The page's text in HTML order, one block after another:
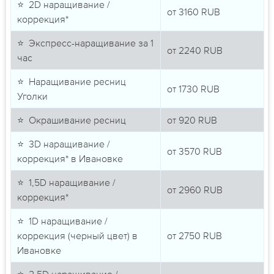
⭐ 2D наращивание /
коррекция*
от 3160 RUB
⭐ Экспресс-наращивание за 1
час
от 2240 RUB
⭐ Наращивание ресниц
Уголки
от 1730 RUB
⭐ Окрашивание ресниц от 920 RUB
⭐ 3D наращивание /
коррекция* в Ивановке
от 3570 RUB
⭐ 1,5D наращивание /
коррекция*
от 2960 RUB
⭐ 1D наращивание /
коррекция (черный цвет) в
Ивановке
от 2750 RUB